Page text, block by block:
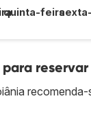
quinta-feira